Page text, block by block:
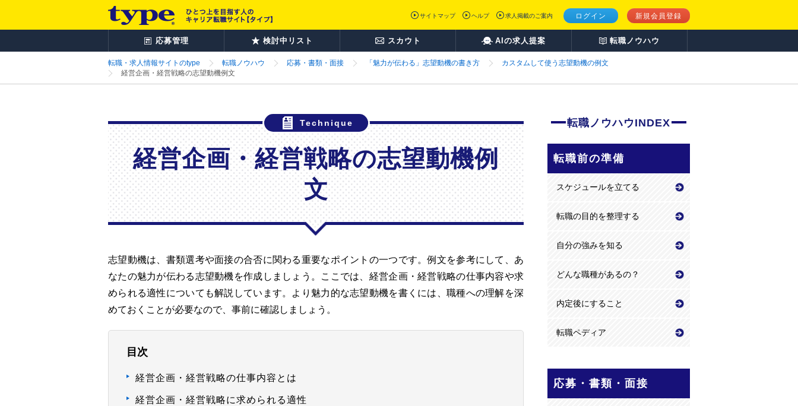
ログイン 新規会員登録
サイトマップ ヘルプ 求人掲載のご案内
応募管理 検討中リスト スカウト AIの求人提案 転職ノウハウ
転職・求人情報サイトのtype 転職ノウハウ 応募・書類・面接 「魅力が伝わる」志望動機の書き方
カスタムして使う志望動機の例文
経営企画・経営戦略の志望動機例文
経営企画・経営戦略の志望動機例
文
志望動機は、書類選考や面接の合否に関わる重要なポイントの一つです。例文を参考にして、あ
なたの魅力が伝わる志望動機を作成しましょう。ここでは、経営企画・経営戦略の仕事内容や求
められる適性についても解説しています。より魅力的な志望動機を書くには、職種への理解を深
めておくことが必要なので、事前に確認しましょう。
目次
経営企画・経営戦略の仕事内容とは
経営企画・経営戦略に求められる適性
転職ノウハウINDEX
転職前の準備
スケジュールを立てる
転職の目的を整理する
自分の強みを知る
どんな職種があるの？
内定後にすること
転職ペディア
応募・書類・面接